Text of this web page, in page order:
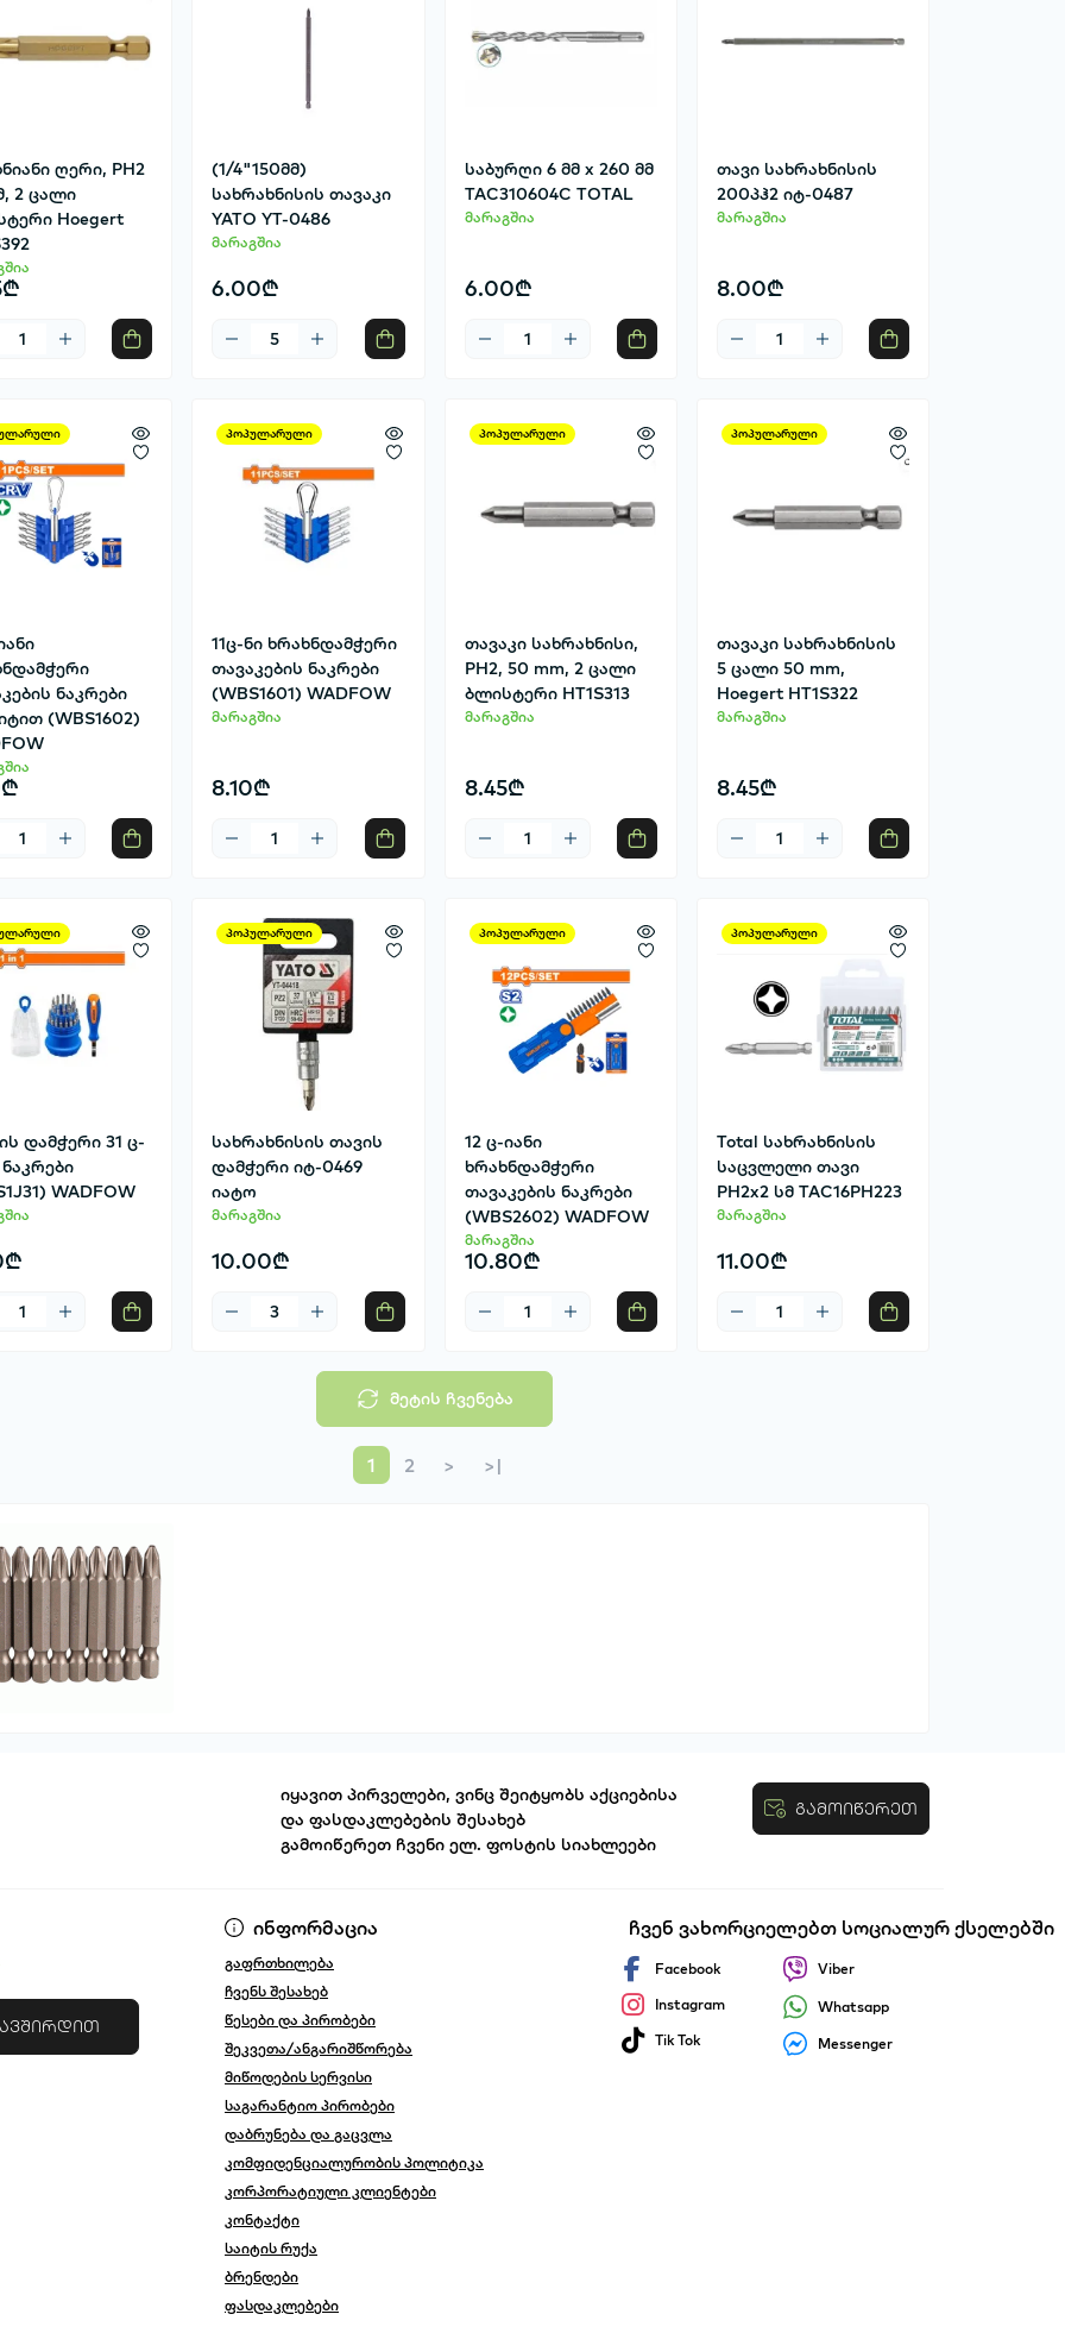
ღერი, PH2
2 ცალი
Hoegert
(1/4"150მმ)
სახრახნისის თავაკი
YATO YT-0486
მარაგშია
6.00₾
საბურღი 6 მმ x 260 მმ
TAC310604C TOTAL
მარაგშია
6.00₾
თავი სახრახნისის
200პჰ2 იტ-0487
მარაგშია
8.00₾
ნაკრები
(WBS1602)
პოპულარული
11ც-ნი ხრახნდამჭერი
თავაკების ნაკრები
(WBS1601) WADFOW
მარაგშია
8.10₾
პოპულარული
თავაკი სახრახნისი,
PH2, 50 mm, 2 ცალი
ბლისტერი HT1S313
მარაგშია
8.45₾
პოპულარული
თავაკი სახრახნისის
5 ცალი 50 mm,
Hoegert HT1S322
მარაგშია
8.45₾
დამჭერი 31 ც-
ნაკრები
WADFOW
პოპულარული
სახრახნისის თავის
დამჭერი იტ-0469
იატო
მარაგშია
10.00₾
პოპულარული
12 ც-იანი
ხრახნდამჭერი
თავაკების ნაკრები
(WBS2602) WADFOW
მარაგშია
10.80₾
პოპულარული
Total სახრახნისის
საცვლელი თავი
PH2x2 სმ TAC16PH223
მარაგშია
11.00₾
მეტის ჩვენება
1 2 > >|
იყავით პირველები, ვინც შეიტყობს აქციებისა
და ფასდაკლებების შესახებ
გამოიწერეთ ჩვენი ელ. ფოსტის სიახლეები
გამოიწერეთ
წესები და პირობები
ინფორმაცია
გაფრთხილება
ჩვენს შესახებ
წესები და პირობები
შეკვეთა/ანგარიშწორება
მიწოდების სერვისი
საგარანტიო პირობები
დაბრუნება და გაცვლა
კომფიდენციალურობის პოლიტიკა
კორპორატიული კლიენტები
კონტაქტი
საიტის რუქა
ბრენდები
ფასდაკლებები
ჩვენ ვახორციელებთ სოციალურ ქსელებში
Facebook
Instagram
Tik Tok
Viber
Whatsapp
Messenger